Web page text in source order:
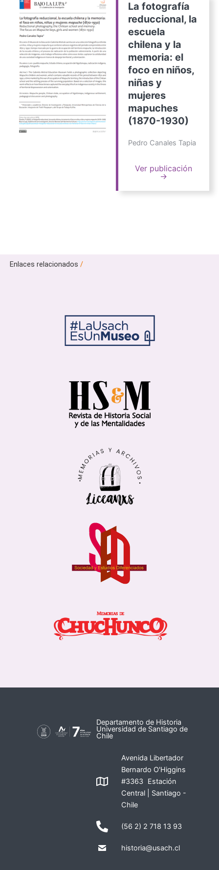
La fotografía
reduccional, la
escuela
chilena y la
memoria: el
foco en niños,
niñas y
mujeres
mapuches
(1870-1930)
Pedro Canales Tapia
Ver publicación
→
Enlaces relacionados /
Departamento de Historia
Universidad de Santiago de
Chile
Avenida Libertador
Bernardo O'Higgins
#3363 Estación
Central | Santiago -
Chile
(56 2) 2 718 13 93
historia@usach.cl